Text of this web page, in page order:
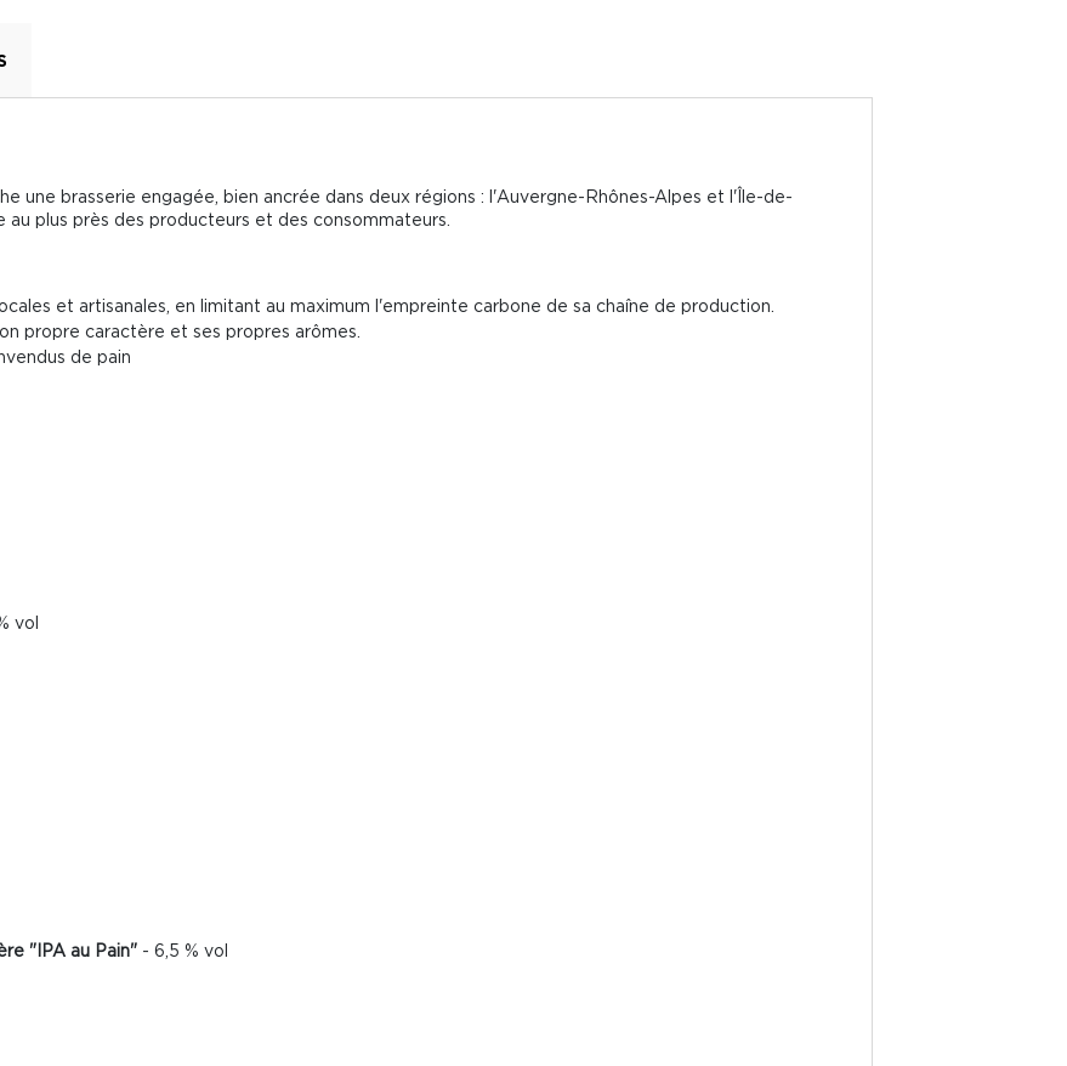
une brasserie engagée, bien ancrée dans deux régions : l'Auvergne-Rhônes-Alpes et l'Île-de-
plus près des producteurs et des consommateurs.
et artisanales, en limitant au maximum l'empreinte carbone de sa chaîne de production.
propre caractère et ses propres arômes.
de pain
vol
"IPA au Pain" - 6,5 % vol